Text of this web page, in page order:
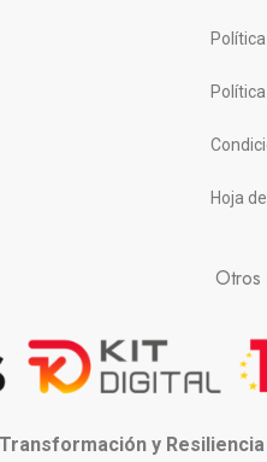
Hoja
y Resiliencia